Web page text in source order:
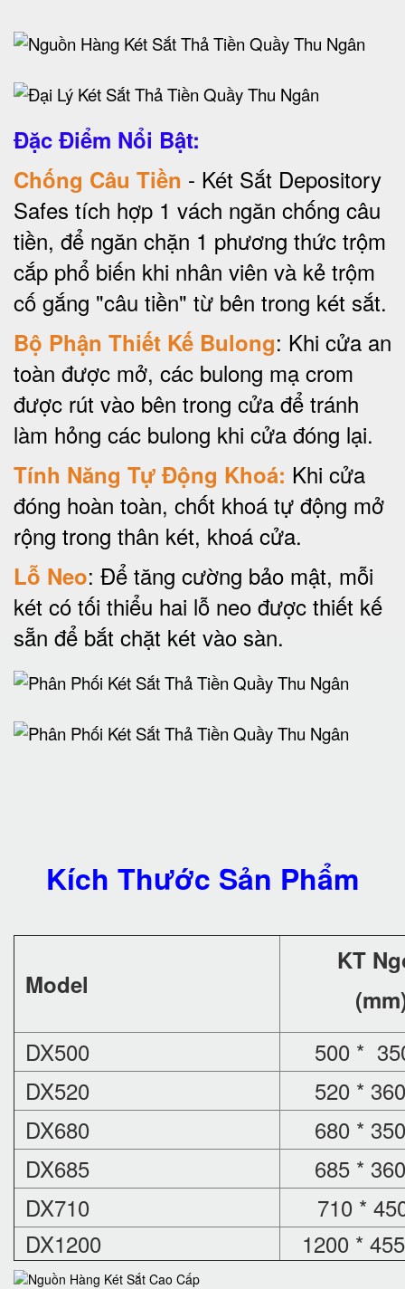
Đặc Điểm Nổi Bật:
Chống Câu Tiền - Két Sắt Depository
Safes tích hợp 1 vách ngăn chống câu
tiền, để ngăn chặn 1 phương thức trộm
cắp phổ biến khi nhân viên và kẻ trộm
cố gắng "câu tiền" từ bên trong két sắt.
Bộ Phận Thiết Kế Bulong: Khi cửa an
toàn được mở, các bulong mạ crom
được rút vào bên trong cửa để tránh
làm hỏng các bulong khi cửa đóng lại.
Tính Năng Tự Động Khoá: Khi cửa
đóng hoàn toàn, chốt khoá tự động mở
rộng trong thân két, khoá cửa.
Lỗ Neo: Để tăng cường bảo mật, mỗi
két có tối thiểu hai lỗ neo được thiết kế
sẵn để bắt chặt két vào sàn.
Kích Thước Sản Phẩm
Model
KT
DX500
500 *
DX520
520 *
DX680
680 *
DX685
685 *
DX710
710 *
DX1200
1200 *